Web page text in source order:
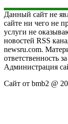
Данный сайт не
сайте ни чего не
услуги не
новостей RSS
newsru.com.
ответственность
Администрация
Сайт от bmb2 @